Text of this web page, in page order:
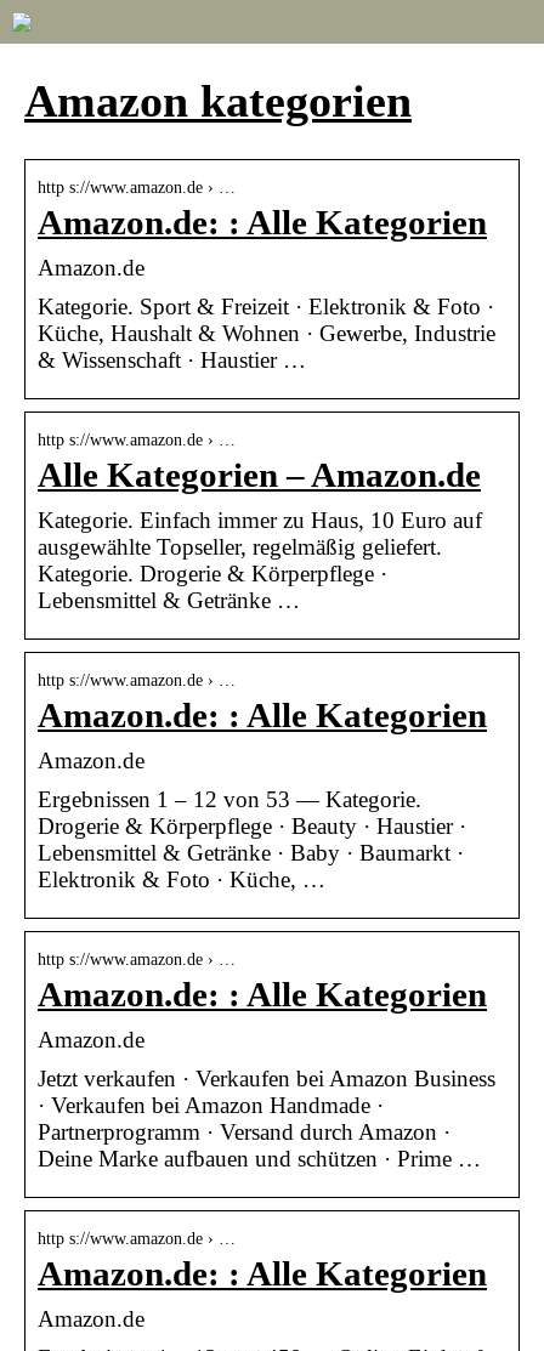
Amazon kategorien
http s://www.amazon.de › …
Amazon.de: : Alle Kategorien
Amazon.de
Kategorie. Sport & Freizeit · Elektronik & Foto ·
Küche, Haushalt & Wohnen · Gewerbe, Industrie
& Wissenschaft · Haustier …
http s://www.amazon.de › …
Alle Kategorien – Amazon.de
Kategorie. Einfach immer zu Haus, 10 Euro auf
ausgewählte Topseller, regelmäßig geliefert.
Kategorie. Drogerie & Körperpflege ·
Lebensmittel & Getränke …
http s://www.amazon.de › …
Amazon.de: : Alle Kategorien
Amazon.de
Ergebnissen 1 – 12 von 53 — Kategorie.
Drogerie & Körperpflege · Beauty · Haustier ·
Lebensmittel & Getränke · Baby · Baumarkt ·
Elektronik & Foto · Küche, …
http s://www.amazon.de › …
Amazon.de: : Alle Kategorien
Amazon.de
Jetzt verkaufen · Verkaufen bei Amazon Business
· Verkaufen bei Amazon Handmade ·
Partnerprogramm · Versand durch Amazon ·
Deine Marke aufbauen und schützen · Prime …
http s://www.amazon.de › …
Amazon.de: : Alle Kategorien
Amazon.de